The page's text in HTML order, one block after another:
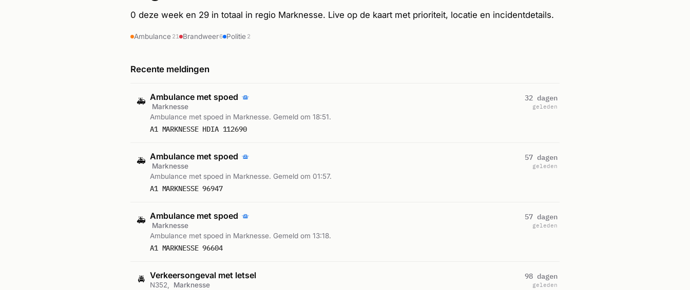
0 deze week en 29 in totaal in regio Marknesse. Live op de kaart met prioriteit, locatie en incidentdetails.
Ambulance 21 Brandweer6 Politie 2
Recente meldingen
🚑 Ambulance met spoed
Marknesse
Ambulance met spoed in Marknesse. Gemeld om 18:51.
A1 MARKNESSE HDIA 112690
32 dagen
geleden
🚑 Ambulance met spoed
Marknesse
Ambulance met spoed in Marknesse. Gemeld om 01:57.
A1 MARKNESSE 96947
57 dagen
geleden
🚑 Ambulance met spoed
Marknesse
Ambulance met spoed in Marknesse. Gemeld om 13:18.
A1 MARKNESSE 96604
57 dagen
geleden
🚔 Verkeersongeval met letsel
N352,
Marknesse
98 dagen
geleden